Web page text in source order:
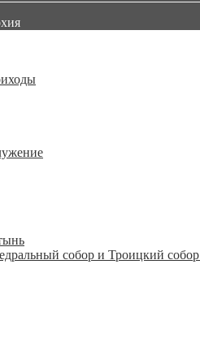
собор и Троицкий собор